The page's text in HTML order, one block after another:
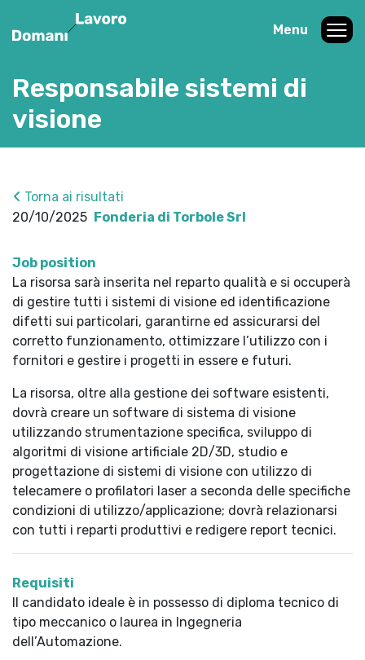
Menu
Responsabile sistemi di
visione
Torna ai risultati
20/10/2025 Fonderia di Torbole Srl
Job position
La risorsa sarà inserita nel reparto qualità e si occuperà
di gestire tutti i sistemi di visione ed identificazione
difetti sui particolari, garantirne ed assicurarsi del
corretto funzionamento, ottimizzare l’utilizzo con i
fornitori e gestire i progetti in essere e futuri.
La risorsa, oltre alla gestione dei software esistenti,
dovrà creare un software di sistema di visione
utilizzando strumentazione specifica, sviluppo di
algoritmi di visione artificiale 2D/3D, studio e
progettazione di sistemi di visione con utilizzo di
telecamere o profilatori laser a seconda delle specifiche
condizioni di utilizzo/applicazione; dovrà relazionarsi
con tutti i reparti produttivi e redigere report tecnici.
Requisiti
Il candidato ideale è in possesso di diploma tecnico di
tipo meccanico o laurea in Ingegneria
dell’Automazione.